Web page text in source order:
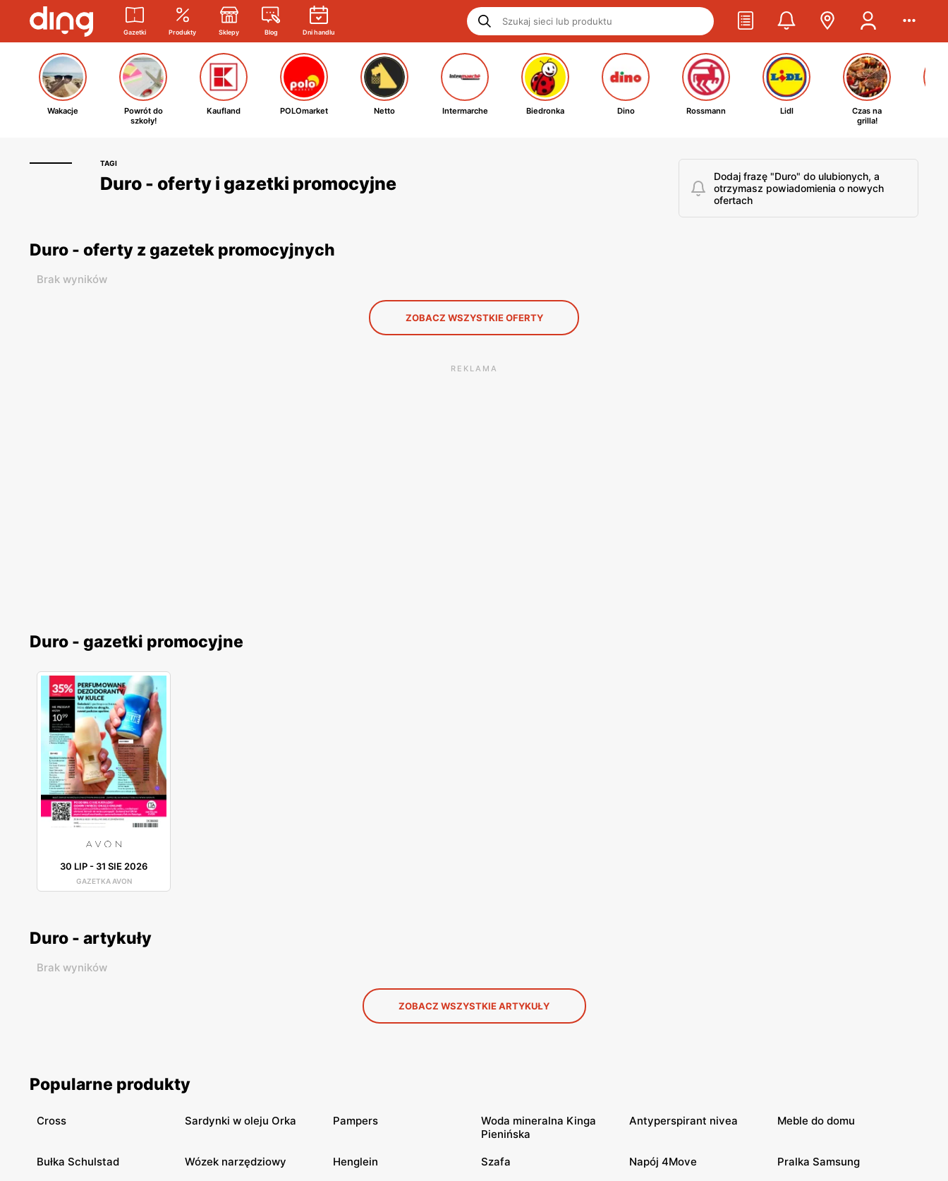
Gazetki Produkty Sklepy Blog Dni handlu
Wakacje
Powrót do
szkoły!
Kaufland POLOmarket Netto Intermarche Biedronka Dino Rossmann Lidl
Czas na
grilla!
TAGI
Duro - oferty i gazetki promocyjne
Dodaj frazę "Duro" do ulubionych, a
otrzymasz powiadomienia o nowych
ofertach
Duro - oferty z gazetek promocyjnych
Brak wyników
ZOBACZ WSZYSTKIE OFERTY
REKLAMA
Duro - gazetki promocyjne
30 LIP- 31 SIE 2026
GAZETKA AVON
Duro - artykuły
Brak wyników
ZOBACZ WSZYSTKIE ARTYKUŁY
Popularne produkty
Cross Sardynki w oleju Orka Pampers
Woda mineralna Kinga
Pienińska
Antyperspirant nivea Meble do domu
Bułka Schulstad Wózek narzędziowy Henglein Szafa Napój 4Move Pralka Samsung